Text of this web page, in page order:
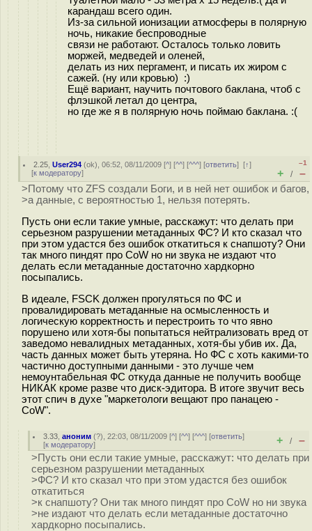
карандаш всего один.
Из-за сильной ионизации атмосферы в полярную
ночь, никакие беспроводные
связи не работают. Осталось только ловить
моржей, медведей и оленей,
делать из них пергамент, и писать их жиром с
сажей. (ну или кровью) :)
Ещё вариант, научить почтового баклана, чтоб с
флэшкой летал до центра,
но где же я в полярную ночь поймаю баклана. :(
2.25 ,User294 (ok), 06:52, 08/11/2009 [^] [^^] [^^^] [ответить][↑]
[к модератору]
–1
+ / –
>Потому что ZFS создали Боги, и в ней нет ошибок и багов,
>а данные, с вероятностью 1, нельзя потерять.
Пусть они если такие умные, расскажут: что делать при
серьезном разрушении метаданных ФС? И кто сказал что
при этом удастся без ошибок откатиться к снапшоту? Они
так много пиндят про CoW но ни звука не издают что
делать если метаданные достаточно хардкорно
посыпались.
В идеале, FSCK должен прогуляться по ФС и
провалидировать метаданные на осмысленность и
логическую корректность и перестроить то что явно
порушено или хотя-бы попытаться нейтрализовать вред от
заведомо невалидных метаданных, хотя-бы убив их. Да,
часть данных может быть утеряна. Но ФС с хоть какими-то
частично доступными данными - это лучше чем
немоунтабельная ФС откуда данные не получить вообще
НИКАК кроме разве что диск-эдитора. В итоге звучит весь
этот спич в духе "маркетологи вещают про панацею -
CoW".
3.33 ,аноним (?), 22:03, 08/11/2009 [^] [^^] [^^^] [ответить]
[к модератору] + / –
>Пусть они если такие умные, расскажут: что делать при
серьезном разрушении метаданных
>ФС? И кто сказал что при этом удастся без ошибок
откатиться
>к снапшоту? Они так много пиндят про CoW но ни звука
>не издают что делать если метаданные достаточно
хардкорно посыпались.